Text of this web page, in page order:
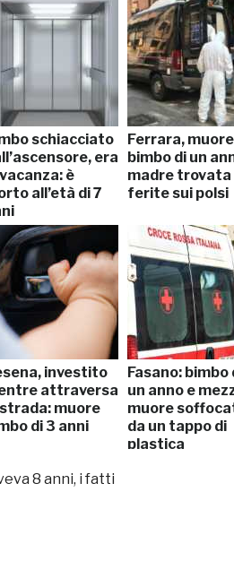
schiacciato
era
è
all’età di 7
Ferrara, muore
bimbo di un
madre trovata
ferite sui polsi
investito
attraversa
muore
di 3 anni
Fasano: bimbo
un anno e
muore
da un tappo di
plastica
8 anni, i fatti